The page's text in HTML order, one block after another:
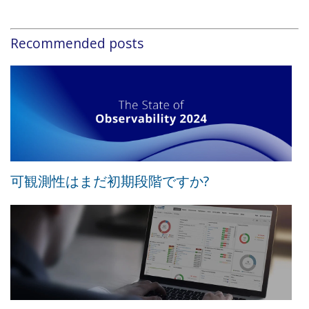
Recommended posts
可観測性はまだ初期段階ですか?